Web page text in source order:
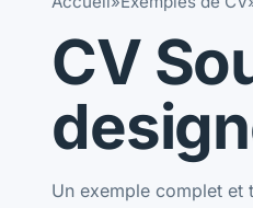
CV
Un exemple complet et